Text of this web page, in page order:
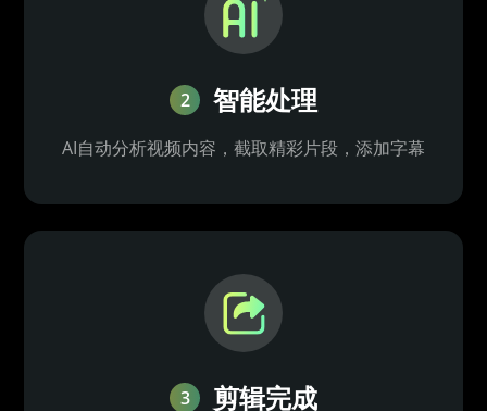
2 智能处理
AI自动分析视频内容，截取精彩片段，添加字幕
3 剪辑完成